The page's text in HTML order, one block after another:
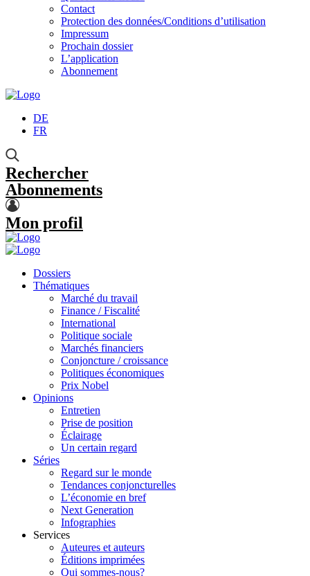
Contact
Protection des données/Conditions d’utilisation
Impressum
Prochain dossier
L’application
Abonnement
DE
FR
Rechercher
Abonnements
Mon profil
Dossiers
Thématiques
Marché du travail
Finance / Fiscalité
International
Politique sociale
Marchés financiers
Conjoncture / croissance
Politiques économiques
Prix Nobel
Opinions
Entretien
Prise de position
Éclairage
Un certain regard
Séries
Regard sur le monde
Tendances conjoncturelles
L’économie en bref
Next Generation
Infographies
Services
Auteures et auteurs
Éditions imprimées
Qui sommes-nous?